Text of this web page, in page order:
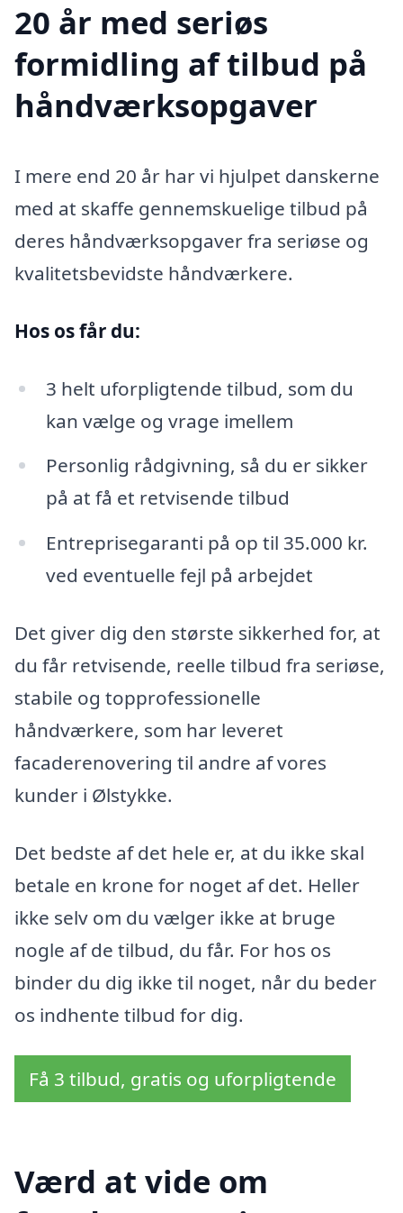
20 år med seriøs
formidling af tilbud på
håndværksopgaver
I mere end 20 år har vi hjulpet danskerne
med at skaffe gennemskuelige tilbud på
deres håndværksopgaver fra seriøse og
kvalitetsbevidste håndværkere.
Hos os får du:
3 helt uforpligtende tilbud, som du
kan vælge og vrage imellem
Personlig rådgivning, så du er sikker
på at få et retvisende tilbud
Entreprisegaranti på op til 35.000 kr.
ved eventuelle fejl på arbejdet
Det giver dig den største sikkerhed for, at
du får retvisende, reelle tilbud fra seriøse,
stabile og topprofessionelle
håndværkere, som har leveret
facaderenovering til andre af vores
kunder i Ølstykke.
Det bedste af det hele er, at du ikke skal
betale en krone for noget af det. Heller
ikke selv om du vælger ikke at bruge
nogle af de tilbud, du får. For hos os
binder du dig ikke til noget, når du beder
os indhente tilbud for dig.
Få 3 tilbud, gratis og uforpligtende
Værd at vide om